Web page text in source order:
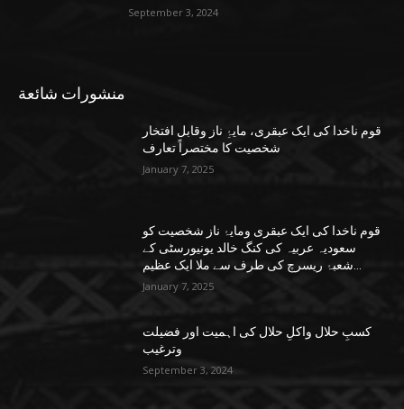
September 3, 2024
منشورات شائعة
قوم ناخدا کی ایک عبقری، مایۂِ ناز وقابل افتخار
شخصیت کا مختصراً تعارف
January 7, 2025
قوم ناخدا کی ایک عبقری ومایۂ ناز شخصیت کو
سعودیہ عربیہ کی کنگ خالد یونیورسٹی کے
شعبۂ ریسرچ کی طرف سے ملا ایک عظیم...
January 7, 2025
کسبِ حلال واکلِ حلال کی اہمیت اور فضیلت
وترغیب
September 3, 2024